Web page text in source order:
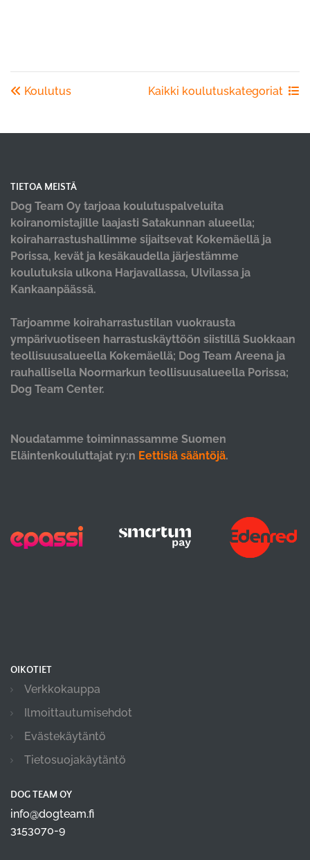
Koulutus Kaikki koulutuskategoriat
TIETOA MEISTÄ
Dog Team Oy tarjoaa koulutuspalveluita
koiranomistajille laajasti Satakunnan alueella;
koiraharrastushallimme sijaitsevat Kokemäellä ja
Porissa, kevät ja kesäkaudella järjestämme
koulutuksia ulkona Harjavallassa, Ulvilassa ja
Kankaanpäässä.
Tarjoamme koiraharrastustilan vuokrausta
ympärivuotiseen harrastuskäyttöön siistillä Suokkaan
teollisuusalueella Kokemäellä; Dog Team Areena ja
rauhallisella Noormarkun teollisuusalueella Porissa;
Dog Team Center.
Noudatamme toiminnassamme Suomen
Eläintenkouluttajat ry:n Eettisiä sääntöjä.
OIKOTIET
Verkkokauppa
Ilmoittautumisehdot
Evästekäytäntö
Tietosuojakäytäntö
DOG TEAM OY
info@dogteam.fi
3153070-9